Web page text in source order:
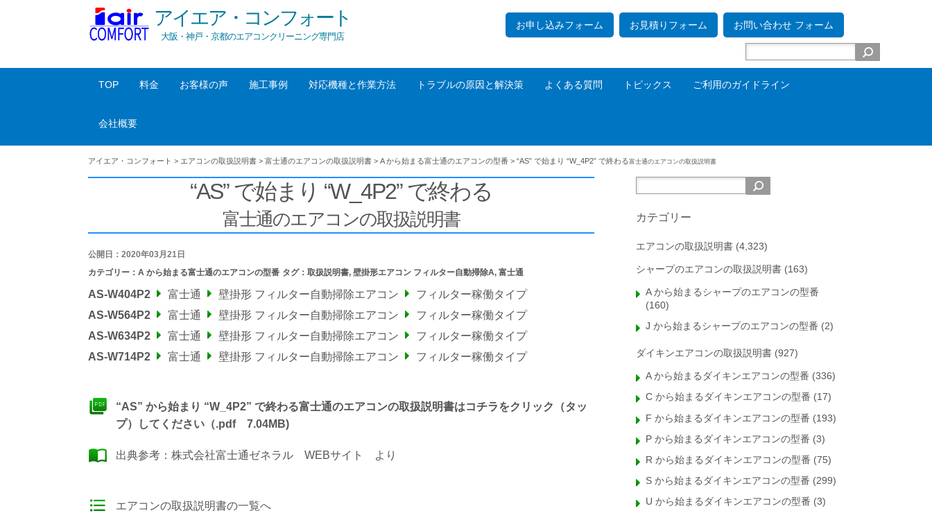
アイエア・コンフォート
大阪・神戸・京都のエアコンクリーニング専門店
お申し込みフォーム お見積りフォーム お問い合わせ フォーム
TOP 料金 お客様の声 施工事例 対応機種と作業方法 トラブルの原因と解決策 よくある質問 トピックス ご利用のガイドライン
会社概要
アイエア・コンフォート > エアコンの取扱説明書 > 富士通のエアコンの取扱説明書 > A から始まる富士通のエアコンの型番 > “AS” で始まり “W_4P2” で終わる富士通のエアコンの取扱説明書
“AS” で始まり “W_4P2” で終わる
富士通のエアコンの取扱説明書
公開日：2020年03月21日
カテゴリー： A から始まる富士通のエアコンの型番 タグ： 取扱説明書, 壁掛形エアコン フィルター自動掃除A, 富士通
AS-W404P2 富士通 壁掛形 フィルター自動掃除エアコン
フィルター稼働タイプ
AS-W564P2
富士通 壁掛形 フィルター自動掃除エアコン
フィルター稼働タイプ
AS-W634P2
富士通 壁掛形 フィルター自動掃除エアコン
フィルター稼働タイプ
AS-W714P2
富士通 壁掛形 フィルター自動掃除エアコン フィルター稼働タイプ
“AS” から始まり “W_4P2” で終わる富士通のエアコンの取扱説明書はコチラをクリック（タッ
プ）してください（.pdf 7.04MB)
出典参考： 株式会社富士通ゼネラル WEBサイト より
エアコンの取扱説明書の一覧へ
カテゴリー
エアコンの取扱説明書 (4,323)
シャープのエアコンの取扱説明書 (163)
A から始まるシャープのエアコンの型番
(160)
J から始まるシャープのエアコンの型番 (2)
ダイキンエアコンの取扱説明書 (927)
A から始まるダイキンエアコンの型番 (336)
C から始まるダイキンエアコンの型番 (17)
F から始まるダイキンエアコンの型番 (193)
P から始まるダイキンエアコンの型番 (3)
R から始まるダイキンエアコンの型番 (75)
S から始まるダイキンエアコンの型番 (299)
U から始まるダイキンエアコンの型番 (3)